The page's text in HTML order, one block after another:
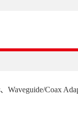
Waveguide/Coax